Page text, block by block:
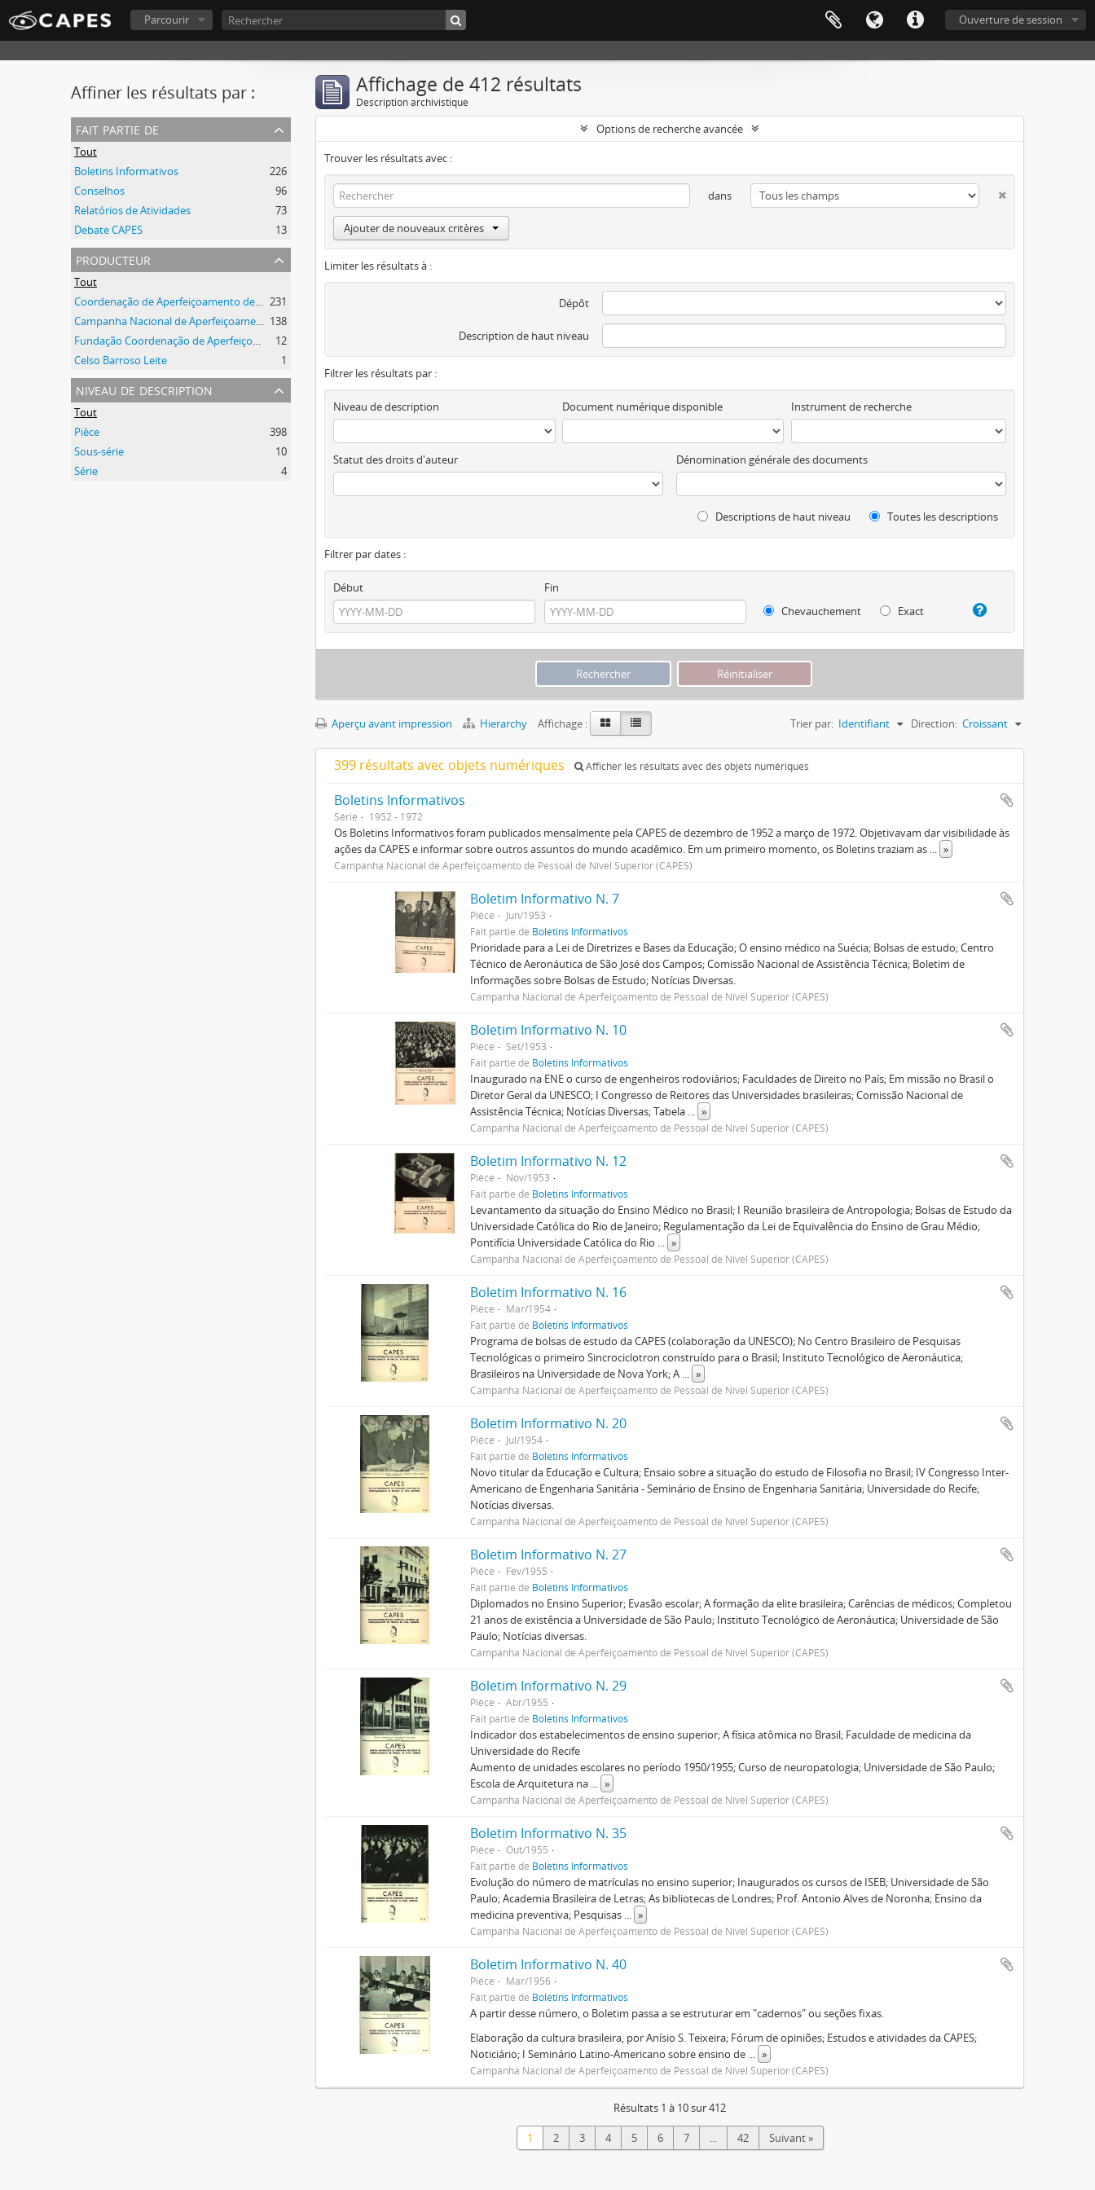
Ouverture de session
Parcourir
Affiner les résultats par :
fait partie de
Tout
Boletins Informativos
226
Conselhos
96
Relatórios de Atividades
73
Debate CAPES
13
producteur
Tout
Coordenação de Aperfeiçoamento de Pessoal de Nível Superior (CAPES) 231
Campanha Nacional de Aperfeiçoamento de Pessoal de Nível Superior (CAPES) 138
Fundação Coordenação de Aperfeiçoamento de Pessoal de Nível Superior (CAPES)
12
Celso Barroso Leite
1
niveau de description
Tout
Pièce
398
Sous-série
10
Série
4
Affichage de 412 résultats
Description archivistique
Options de recherche avancée
Trouver les résultats avec :
dans
Ajouter de nouveaux critères
Limiter les résultats à :
Dépôt
Description de haut niveau
Filtrer les résultats par :
Niveau de description Document numérique disponible Instrument de recherche
Statut des droits d'auteur Dénomination générale des documents
Descriptions de haut niveau Toutes les descriptions
Filtrer par dates :
Début
Fin
Chevauchement
Exact
Aperçu avant impression Hierarchy Affichage : Trier par: Identifiant Direction: Croissant
399 résultats avec objets numériques Afficher les résultats avec des objets numériques
Boletins Informativos
Série 1952 - 1972
Os Boletins Informativos foram publicados mensalmente pela CAPES de dezembro de 1952 a março de 1972. Objetivavam dar visibilidade às
ações da CAPES e informar sobre outros assuntos do mundo acadêmico. Em um primeiro momento, os Boletins traziam as ... »
Campanha Nacional de Aperfeiçoamento de Pessoal de Nível Superior (CAPES)
Boletim Informativo N. 7
Pièce
Jun/1953
Fait partie de Boletins Informativos
Prioridade para a Lei de Diretrizes e Bases da Educação; O ensino médico na Suécia; Bolsas de estudo; Centro
Técnico de Aeronáutica de São José dos Campos; Comissão Nacional de Assistência Técnica; Boletim de
Informações sobre Bolsas de Estudo; Notícias Diversas.
Campanha Nacional de Aperfeiçoamento de Pessoal de Nível Superior (CAPES)
Boletim Informativo N. 10
Pièce
Set/1953
Fait partie de Boletins Informativos
Inaugurado na ENE o curso de engenheiros rodoviários; Faculdades de Direito no País; Em missão no Brasil o
Diretor Geral da UNESCO; I Congresso de Reitores das Universidades brasileiras; Comissão Nacional de
Assistência Técnica; Notícias Diversas; Tabela ... »
Campanha Nacional de Aperfeiçoamento de Pessoal de Nível Superior (CAPES)
Boletim Informativo N. 12
Pièce
Nov/1953
Fait partie de Boletins Informativos
Levantamento da situação do Ensino Médico no Brasil; I Reunião brasileira de Antropologia; Bolsas de Estudo da
Universidade Católica do Rio de Janeiro; Regulamentação da Lei de Equivalência do Ensino de Grau Médio;
Pontifícia Universidade Católica do Rio ... »
Campanha Nacional de Aperfeiçoamento de Pessoal de Nível Superior (CAPES)
Boletim Informativo N. 16
Pièce
Mar/1954
Fait partie de Boletins Informativos
Programa de bolsas de estudo da CAPES (colaboração da UNESCO); No Centro Brasileiro de Pesquisas
Tecnológicas o primeiro Sincrociclotron construído para o Brasil; Instituto Tecnológico de Aeronáutica;
Brasileiros na Universidade de Nova York; A ... »
Campanha Nacional de Aperfeiçoamento de Pessoal de Nível Superior (CAPES)
Boletim Informativo N. 20
Pièce
Jul/1954
Fait partie de Boletins Informativos
Novo titular da Educação e Cultura; Ensaio sobre a situação do estudo de Filosofia no Brasil; IV Congresso Inter-
Americano de Engenharia Sanitária - Seminário de Ensino de Engenharia Sanitária; Universidade do Recife;
Notícias diversas.
Campanha Nacional de Aperfeiçoamento de Pessoal de Nível Superior (CAPES)
Boletim Informativo N. 27
Pièce
Fev/1955
Fait partie de Boletins Informativos
Diplomados no Ensino Superior; Evasão escolar; A formação da elite brasileira; Carências de médicos; Completou
21 anos de existência a Universidade de São Paulo; Instituto Tecnológico de Aeronáutica; Universidade de São
Paulo; Notícias diversas.
Campanha Nacional de Aperfeiçoamento de Pessoal de Nível Superior (CAPES)
Boletim Informativo N. 29
Pièce
Abr/1955
Fait partie de Boletins Informativos
Indicador dos estabelecimentos de ensino superior; A física atômica no Brasil; Faculdade de medicina da
Universidade do Recife
Aumento de unidades escolares no período 1950/1955; Curso de neuropatologia; Universidade de São Paulo;
Escola de Arquitetura na ... »
Campanha Nacional de Aperfeiçoamento de Pessoal de Nível Superior (CAPES)
Boletim Informativo N. 35
Pièce
Out/1955
Fait partie de Boletins Informativos
Evolução do número de matrículas no ensino superior; Inaugurados os cursos de ISEB; Universidade de São
Paulo; Academia Brasileira de Letras; As bibliotecas de Londres; Prof. Antonio Alves de Noronha; Ensino da
medicina preventiva; Pesquisas ... »
Campanha Nacional de Aperfeiçoamento de Pessoal de Nível Superior (CAPES)
Boletim Informativo N. 40
Pièce
Mar/1956
Fait partie de Boletins Informativos
A partir desse número, o Boletim passa a se estruturar em "cadernos" ou seções fixas.
Elaboração da cultura brasileira, por Anísio S. Teixeira; Fórum de opiniões; Estudos e atividades da CAPES;
Noticiário; I Seminário Latino-Americano sobre ensino de ... »
Campanha Nacional de Aperfeiçoamento de Pessoal de Nível Superior (CAPES)
Résultats 1 à 10 sur 412
1 2 3 4 5 6 7 ... 42 Suivant »